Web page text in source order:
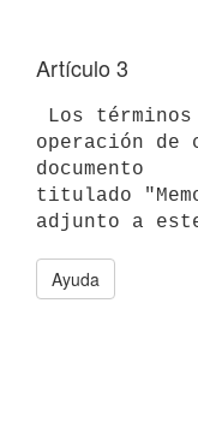
Artículo 3
operación de
documento
titulado
Ayuda